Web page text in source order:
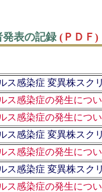
表の記録 (ＰＤＦ)
ス感染症 変異株スク
ス感染症の発生につ
ス感染症の発生につ
ス感染症 変異株スク
ス感染症の発生につ
ス感染症 変異株スク
ス感染症の発生につ